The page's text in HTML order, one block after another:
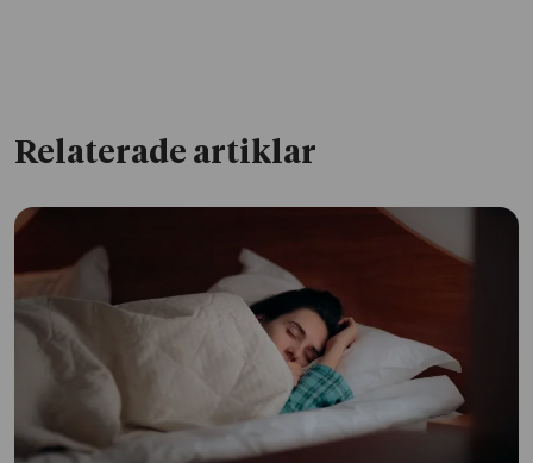
Relaterade artiklar